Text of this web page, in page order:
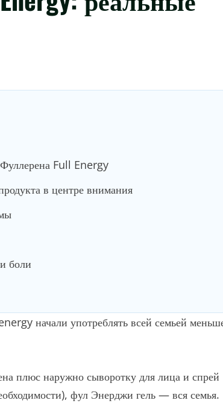
Full Energy
в центре внимания
боли
начали употреблять всей семьей
плюс наружно сыворотку для лица и спрей
фул Энерджи гель — вся семья.